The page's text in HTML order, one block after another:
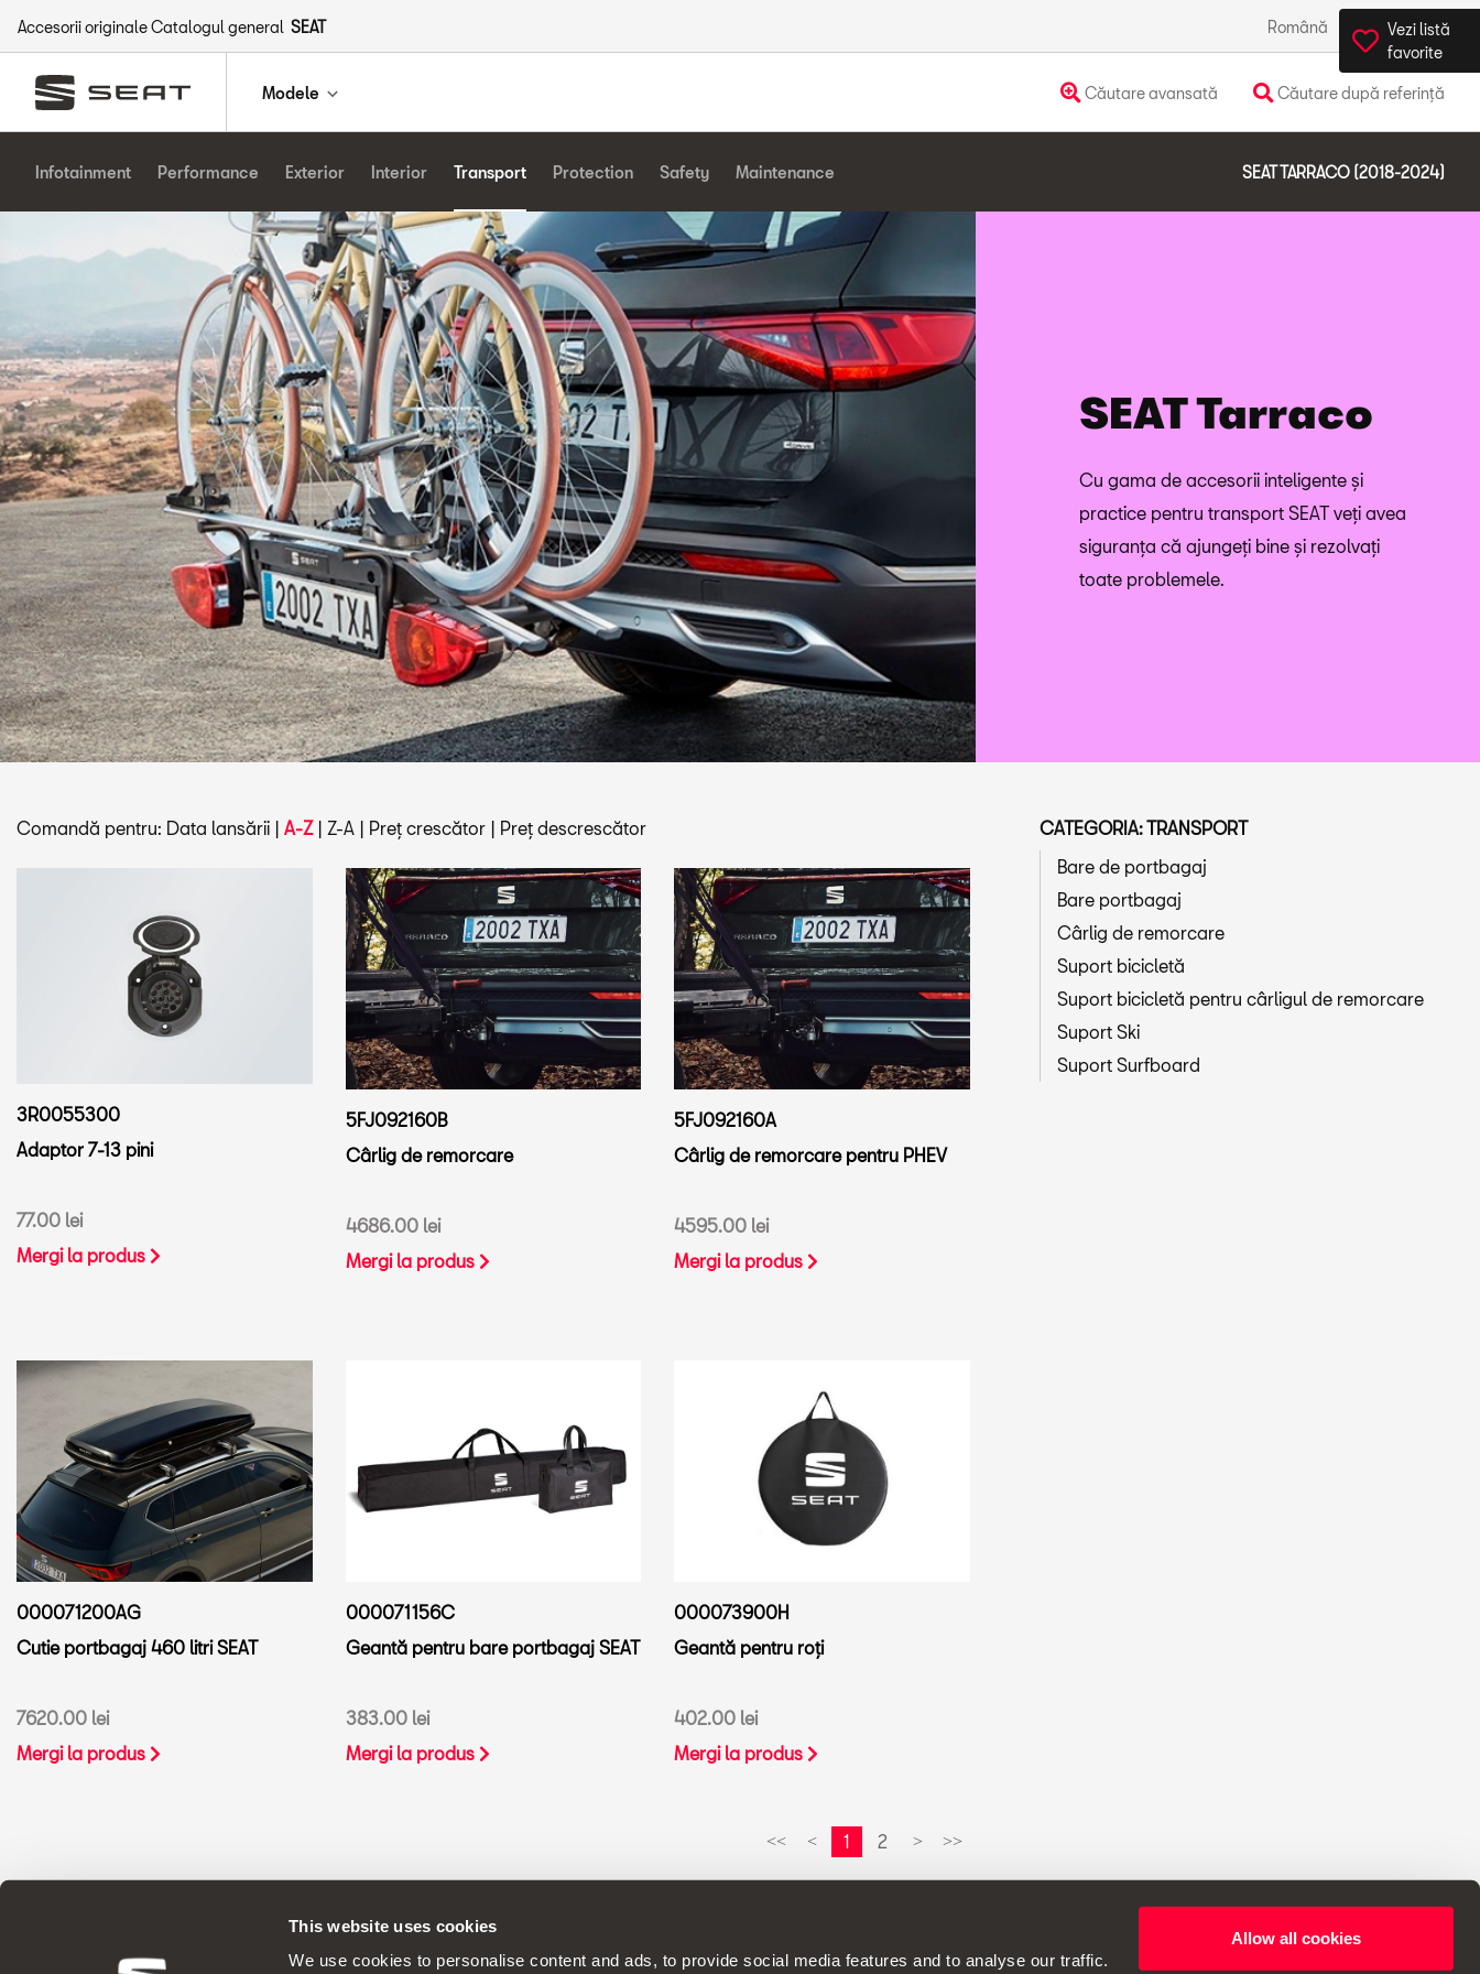
This website uses cookies
We use cookies to personalise content and ads, to provide social media features and to analyse our traffic.
Allow all cookies
Accesorii originale Catalogul general SEAT Română România
Modele Căutare avansată Căutare după referință
Vezi listă
favorite
Infotainment Performance Exterior Interior Transport Protection Safety Maintenance SEAT TARRACO (2018-2024)
SEAT Tarraco
Cu gama de accesorii inteligente și
practice pentru transport SEAT veți avea
siguranța că ajungeți bine și rezolvați
toate problemele.
Comandă pentru: Data lansării | A-Z| Z-A | Preț crescător | Preț descrescător
3R0055300
Adaptor 7-13 pini
77.00 lei
Mergi la produs
5FJ092160B
Cârlig de remorcare
4686.00 lei
Mergi la produs
5FJ092160A
Cârlig de remorcare pentru PHEV
4595.00 lei
Mergi la produs
000071200AG
Cutie portbagaj 460 litri SEAT
7620.00 lei
Mergi la produs
000071156C
Geantă pentru bare portbagaj SEAT
383.00 lei
Mergi la produs
000073900H
Geantă pentru roți
402.00 lei
Mergi la produs
<< < 1 2 > >>
CATEGORIA: TRANSPORT
Bare de portbagaj
Bare portbagaj
Cârlig de remorcare
Suport bicicletă
Suport bicicletă pentru cârligul de remorcare
Suport Ski
Suport Surfboard
ACCESORII ORIGINALE SEAT aplică o politică de dezvoltare continuă pentru produsele sale și își rezervă dreptul de a modifica specificațiile.